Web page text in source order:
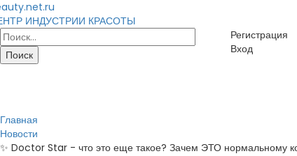
ИНДУСТРИИ КРАСОТЫ
Регистрация
Вход
Главная
Новости
✨ Doctor Star - что это еще такое? Зачем ЭТО нормальному